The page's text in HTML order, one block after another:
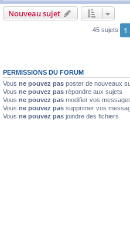
Nouveau sujet
45 sujets 1
PERMISSIONS DU FORUM
Vous ne pouvez pas poster de nouveaux
Vous ne pouvez pas répondre aux sujets
Vous ne pouvez pas modifier vos
Vous ne pouvez pas supprimer vos
Vous ne pouvez pas joindre des fichiers